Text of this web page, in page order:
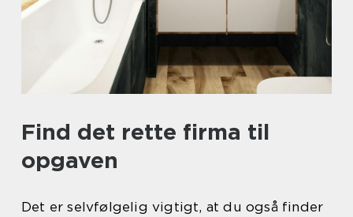
Find det rette firma til
opgaven
Det er selvfølgelig vigtigt, at du også finder